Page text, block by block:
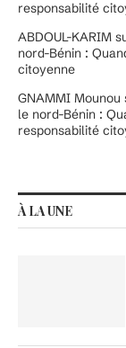
responsabilité
ABDOUL-KARIM
nord-Bénin :
citoyenne
GNAMMI Mounou
le nord-Bénin :
responsabilité
À LA UNE